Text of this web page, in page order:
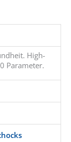
High-
Parameter.